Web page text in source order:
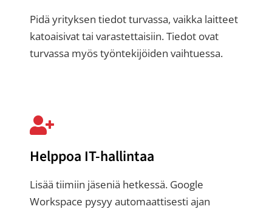
Pidä yrityksen tiedot turvassa, vaikka laitteet
katoaisivat tai varastettaisiin. Tiedot ovat
turvassa myös työntekijöiden vaihtuessa.
Helppoa IT-hallintaa
Lisää tiimiin jäseniä hetkessä. Google
Workspace pysyy automaattisesti ajan